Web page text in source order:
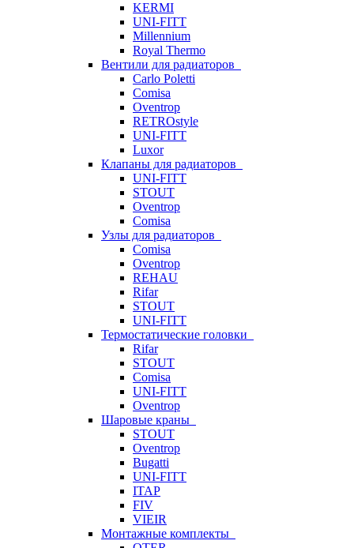
KERMI
UNI-FITT
Millennium
Royal Thermo
Вентили для радиаторов
Carlo Poletti
Comisa
Oventrop
RETROstyle
UNI-FITT
Luxor
Клапаны для радиаторов
UNI-FITT
STOUT
Oventrop
Comisa
Узлы для радиаторов
Comisa
Oventrop
REHAU
Rifar
STOUT
UNI-FITT
Термостатические головки
Rifar
STOUT
Comisa
UNI-FITT
Oventrop
Шаровые краны
STOUT
Oventrop
Bugatti
UNI-FITT
ITAP
FIV
VIEIR
Монтажные комплекты